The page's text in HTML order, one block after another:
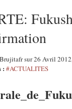
sur 26 Avril
: #ACTUALITES